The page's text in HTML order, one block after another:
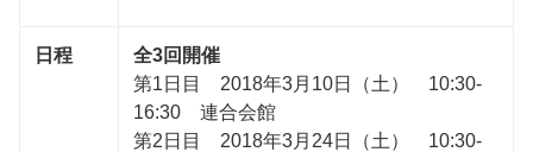
日程
全3回開催
第1日目 2018年3月10日（土） 10:30-
16:30 連合会館
第2日目 2018年3月24日（土） 10:30-